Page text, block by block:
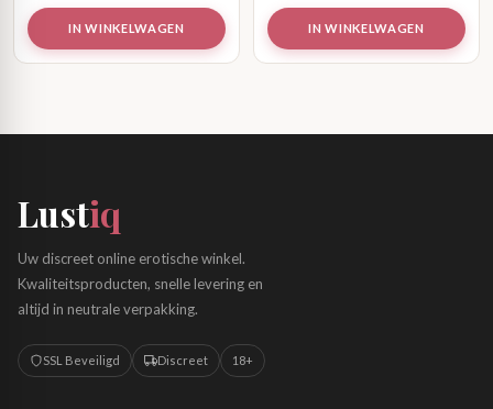
IN WINKELWAGEN IN WINKELWAGEN
Lustiq
Uw discreet online erotische winkel.
Kwaliteitsproducten, snelle levering en
altijd in neutrale verpakking.
SSL Beveiligd Discreet 18+